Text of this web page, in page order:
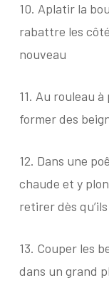
10. Aplatir la
rabattre les
nouveau
11. Au rouleau
former des
12. Dans une
chaude et y
retirer dès
13. Couper les
dans un grand